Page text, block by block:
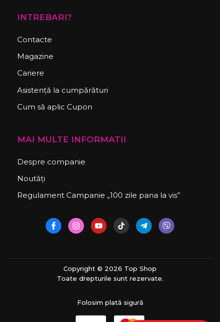
INTREBARI?
Contacte
Magazine
Cariere
Asistență la cumpărături
Cum să aplic Cupon
MAI MULTE INFORMATII
Despre companie
Noutăți
Regulament Campanie „100 zile pana la vis”
Copyright © 2026 Top Shop
Toate drepturile sunt rezervate.
Folosim plată sigură